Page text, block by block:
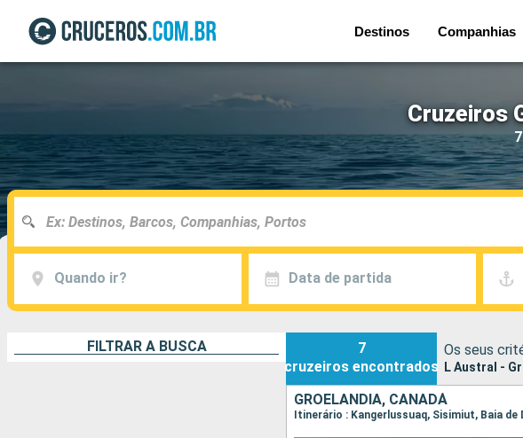
Destinos Companhias
Cruzeiros
Quando ir? Data de partida
FILTRAR A BUSCA
7
cruzeiros encontrados
Os seus
L Austral -
GROELÂNDIA, CANADÁ